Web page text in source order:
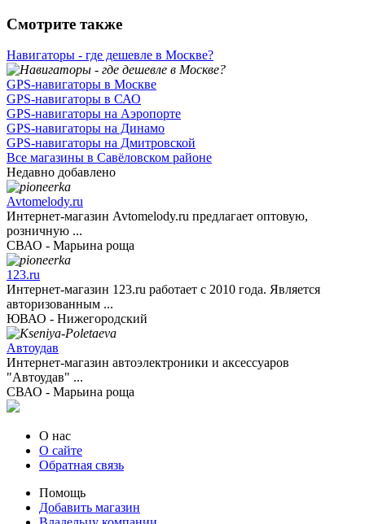
Смотрите также
Навигаторы - где дешевле в Москве?
GPS-навигаторы в Москве
GPS-навигаторы в САО
GPS-навигаторы на Аэропорте
GPS-навигаторы на Динамо
GPS-навигаторы на Дмитровской
Все магазины в Савёловском районе
Недавно добавлено
Avtomelody.ru
Интернет-магазин Avtomelody.ru предлагает оптовую,
розничную ...
СВАО - Марьина роща
123.ru
Интернет-магазин 123.ru работает с 2010 года. Является
авторизованным ...
ЮВАО - Нижегородский
Автоудав
Интернет-магазин автоэлектроники и аксессуаров
"Автоудав" ...
СВАО - Марьина роща
О нас
О сайте
Обратная связь
Помощь
Добавить магазин